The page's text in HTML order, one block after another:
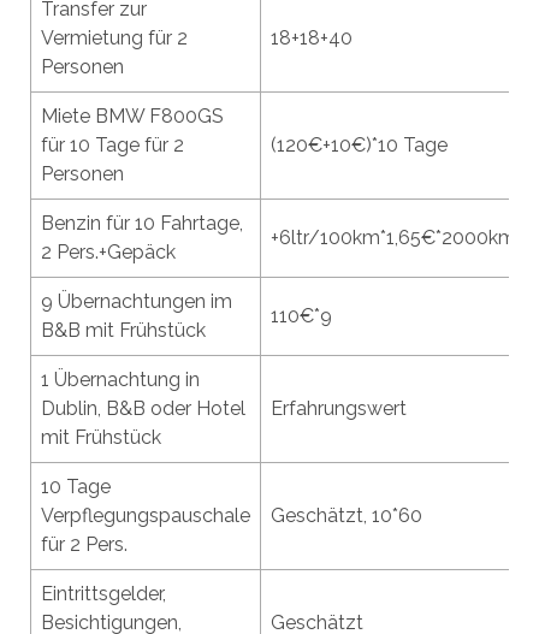
Transfer zur
Vermietung für 2
Personen
18+18+40
Miete BMW F800GS
für 10 Tage für 2
Personen
(120€+10€)*10 Tage
Benzin für 10 Fahrtage,
2 Pers.+Gepäck
+6ltr/100km*1,65€*2000km
9 Übernachtungen im
B&B mit Frühstück
110€*9
1 Übernachtung in
Dublin, B&B oder Hotel
mit Frühstück
Erfahrungswert
10 Tage
Verpflegungspauschale
für 2 Pers.
Geschätzt, 10*60
Eintrittsgelder,
Besichtigungen,
Geschätzt